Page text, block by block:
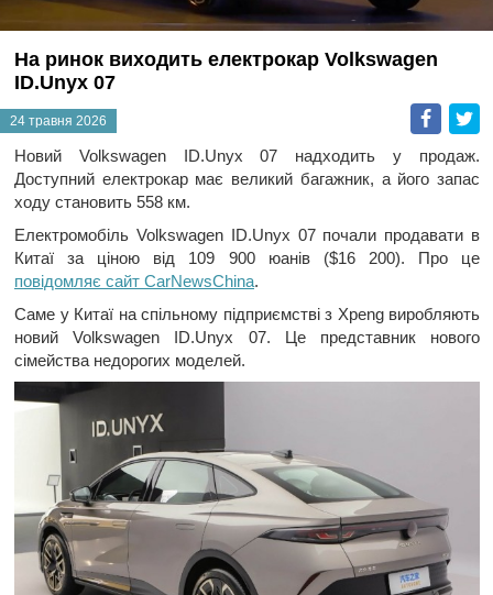
На ринок виходить електрокар Volkswagen
ID.Unyx 07
24 травня 2026
Новий Volkswagen ID.Unyx 07 надходить у продаж.
Доступний електрокар має великий багажник, а його запас
ходу становить 558 км.
Електромобіль Volkswagen ID.Unyx 07 почали продавати в
Китаї за ціною від 109 900 юанів ($16 200). Про це
повідомляє сайт CarNewsChina.
Саме у Китаї на спільному підприємстві з Xpeng виробляють
новий Volkswagen ID.Unyx 07. Це представник нового
сімейства недорогих моделей.